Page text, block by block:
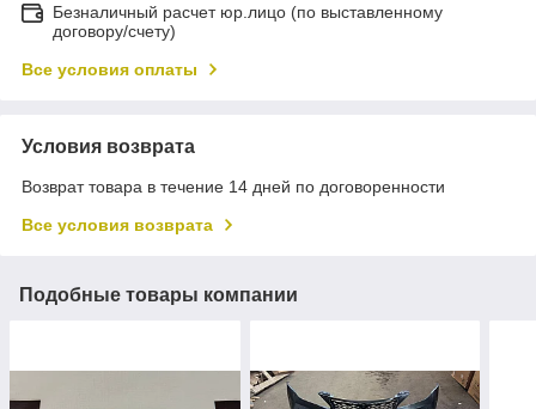
Безналичный расчет юр.лицо (по выставленному
договору/счету)
Все условия оплаты
Условия возврата
Возврат товара в течение 14 дней по договоренности
Все условия возврата
Подобные товары компании